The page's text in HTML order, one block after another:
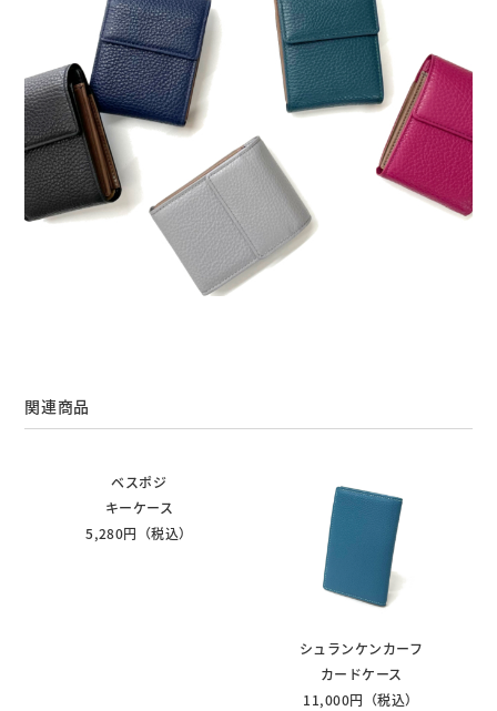
関連商品
ベスポジ
キーケース
5,280円（税込）
シュランケンカーフ
カードケース
11,000円（税込）